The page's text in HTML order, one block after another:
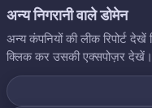
अन्य निगरानी वाले डोमेन
अन्य कंपनियों की लीक रिपोर्ट
क्लिक कर उसकी एक्सपोज़र देखें।